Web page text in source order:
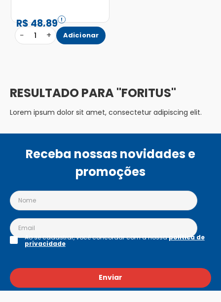
R$48,89
− 1 + Adicionar
FORITUS
Lorem ipsum dolor sit amet, consectetur adipiscing elit.
Receba nossas novidades e
promoções
Enviar
Ao se cadastrar, você concordar com a nossapolítica de
privacidade